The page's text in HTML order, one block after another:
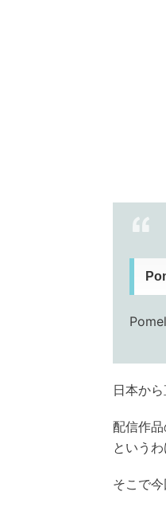
日本か
配信作
というわ
そこで今